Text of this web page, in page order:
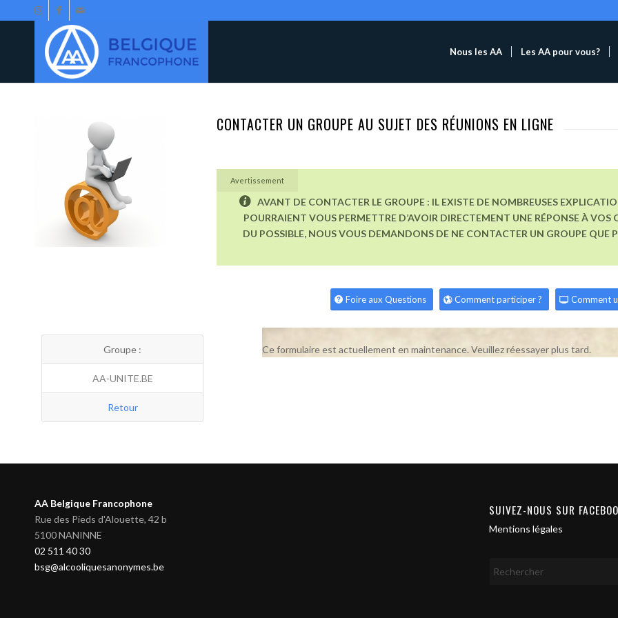
Nous les AA Les AA pour vous?
CONTACTER UN GROUPE AU SUJET DES RÉUNIONS EN LIGNE
Avertissement
AVANT DE CONTACTER LE GROUPE : IL EXISTE DE NOMBREUSES
POURRAIENT VOUS PERMETTRE D’AVOIR DIRECTEMENT UNE RÉPONSE À VOS
DU POSSIBLE, NOUS VOUS DEMANDONS DE NE CONTACTER UN GROUPE QUE
Foire aux Questions Comment participer ? Comment
Groupe :
AA-UNITE.BE
Retour
Ce formulaire est actuellement en maintenance. Veuillez réessayer plus tard.
AA Belgique Francophone
Rue des Pieds d'Alouette, 42 b
5100 NANINNE
02 511 40 30
bsg@alcooliquesanonymes.be
SUIVEZ-NOUS SUR
Mentions légales